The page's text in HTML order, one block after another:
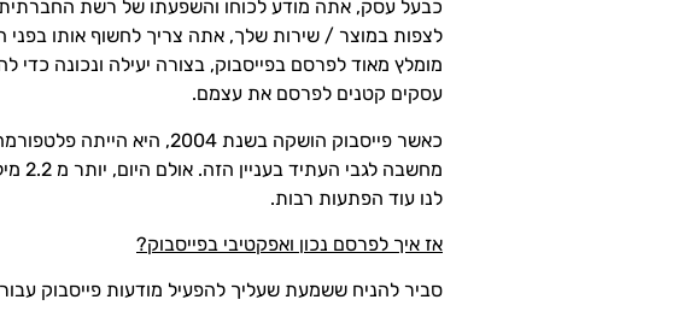
כבעל עסק, אתה מודע לכוחו והשפעתו של רשת החברתית
לצפות במוצר / שירות שלך, אתה צריך לחשוף אותו בפני
מומלץ מאוד לפרסם בפייסבוק, בצורה יעילה ונכונה
עסקים קטנים לפרסם את עצמם.
כאשר פייסבוק הושקה בשנת
לנו עוד הפתעות רבות.
אז איך לפרסם נכון ואפקטיבי בפייסבוק?
סביר להניח ששמעת שעליך להפעיל מודעות פייסבוק